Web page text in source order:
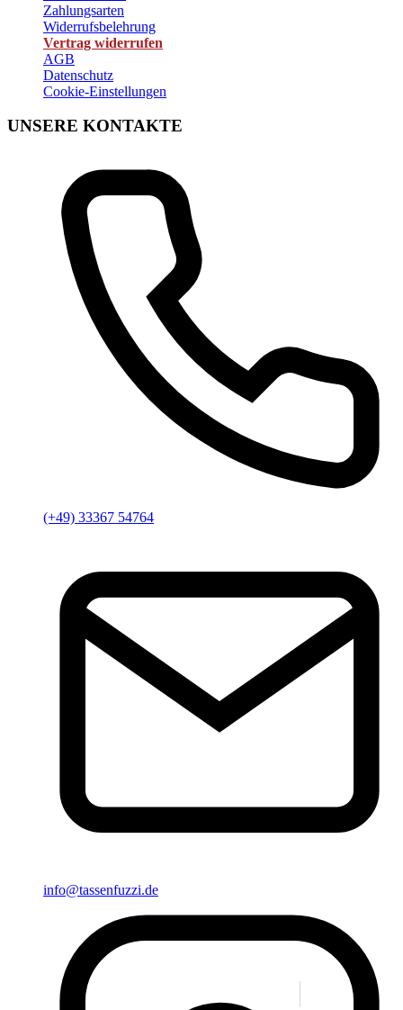
Zahlungsarten
Widerrufsbelehrung
Vertrag widerrufen
AGB
Datenschutz
Cookie-Einstellungen
UNSERE KONTAKTE
(+49) 33367 54764
info@tassenfuzzi.de